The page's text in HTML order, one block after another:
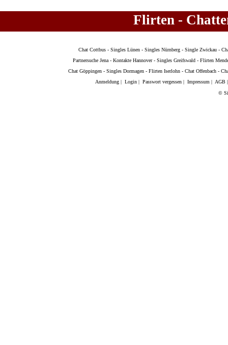
Flirten -
Chat Cottbus -Singles Lünen -Singles Nürnberg -Single Zwickau -
Partnersuche Jena - Kontakte Hannover- Singles Greifswald - Flirten
Chat Göppingen - Singles Dormagen - Flirten Iserlohn - Chat Offenbach -
Anmeldung |Login |Passwort vergessen |Impressum | AGB
©